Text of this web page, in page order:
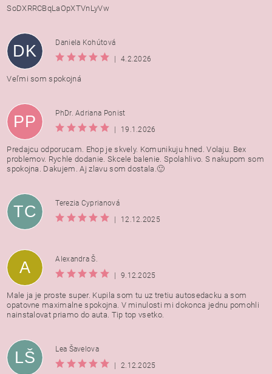
SoDXRRCBqLaOpXTVnLyVw
DK
Daniela Kohútová
|
4.2.2026
Veľmi som spokojná
PP
PhDr. Adriana Ponist
|
19.1.2026
Predajcu odporucam. Ehop je skvely. Komunikuju hned. Volaju. Bex
problemov. Rychle dodanie. Skcele balenie. Spolahlivo. S nakupom som
spokojna. Dakujem. Aj zlavu som dostala.🙂
TC
Terezia Cyprianová
|
12.12.2025
A
Alexandra Š.
|
9.12.2025
Male ja je proste super. Kupila som tu uz tretiu autosedacku a som
opatovne maximalne spokojna. V minulosti mi dokonca jednu pomohli
nainstalovat priamo do auta. Tip top vsetko.
LŠ
Lea Šavelova
|
2.12.2025